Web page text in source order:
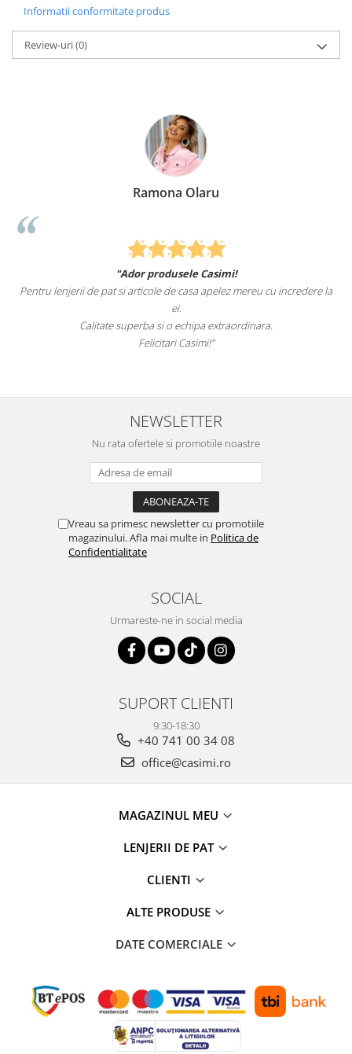
Informatii conformitate produs
Review-uri(0)
Ramona Olaru
"Ador produsele Casimi!
Pentru lenjerii de pat si articole de casa apelez mereu cu incredere la
ei.
Calitate superba si o echipa extraordinara.
Felicitari Casimi!"
NEWSLETTER
Nu rata ofertele si promotiile noastre
Vreau sa primesc newsletter cu promotiile
magazinului. Afla mai multe in Politica de
Confidentialitate
SOCIAL
Urmareste-ne in social media
SUPORT CLIENTI
9:30-18:30
+40 741 00 34 08
office@casimi.ro
MAGAZINUL MEU
LENJERII DE PAT
CLIENTI
ALTE PRODUSE
DATE COMERCIALE